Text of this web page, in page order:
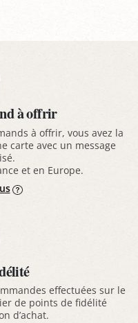
à offrir
à offrir, vous avez la
carte avec un message
et en Europe.
effectuées sur le
de points de fidélité
d’achat.